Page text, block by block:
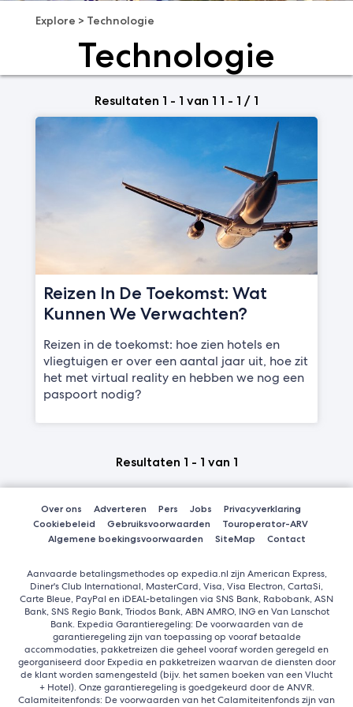
Explore > Technologie
Technologie
Resultaten 1 - 1 van 1 1 - 1 / 1
Reizen In De Toekomst: Wat
Kunnen We Verwachten?
Reizen in de toekomst: hoe zien hotels en
vliegtuigen er over een aantal jaar uit, hoe zit
het met virtual reality en hebben we nog een
paspoort nodig?
Resultaten 1 - 1 van 1
Over ons Adverteren Pers Jobs
Privacyverklaring
Cookiebeleid
Gebruiksvoorwaarden
Touroperator-ARV
Algemene boekingsvoorwaarden
SiteMap Contact
Aanvaarde betalingsmethodes op expedia.nl zijn American Express,
Diner's Club International, MasterCard, Visa, Visa Electron, CartaSi,
Carte Bleue, PayPal en iDEAL-betalingen via SNS Bank, Rabobank, ASN
Bank, SNS Regio Bank, Triodos Bank, ABN AMRO, ING en Van Lanschot
Bank. Expedia Garantieregeling: De voorwaarden van de
garantieregeling zijn van toepassing op vooraf betaalde
accommodaties, pakketreizen die geheel vooraf worden geregeld en
georganiseerd door Expedia en pakketreizen waarvan de diensten door
de klant worden samengesteld (bijv. het samen boeken van een Vlucht
+ Hotel). Onze garantieregeling is goedgekeurd door de ANVR.
Calamiteitenfonds: De voorwaarden van het Calamiteitenfonds zijn van